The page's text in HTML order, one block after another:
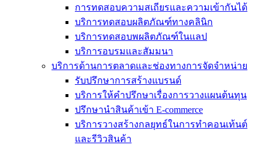
การทดสอบความสเถียรและความเข้ากันได้
บริการทดสอบผลิตภัณฑ์ทางคลินิก
บริการทดสอบพผลิตภัณฑ์ในแลป
บริการอบรมและสัมมนา
บริการด้านการตลาดและช่องทางการจัดจำหน่าย
รับปรึกษาการสร้างแบรนด์
บริการให้คำปรึกษาเรื่องการวางแผนต้นทุน
ปรึกษานำสินค้าเข้า E-commerce
บริการวางสร้างกลยุทธ์ในการทำคอนเท้นต์
และรีวิวสินค้า